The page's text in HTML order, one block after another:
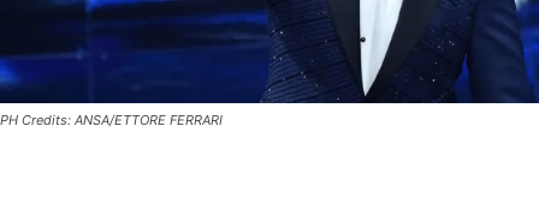
PH Credits: ANSA/ETTORE FERRARI